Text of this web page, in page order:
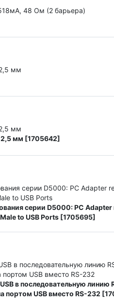
48 Ом (2 барьера)
мм
мм
2,5 мм [1705642]
серии D5000: PC Adapter
to USB Ports
серии D5000: PC
to USB Ports [1705695]
в последовательную линию
USB вместо RS-232
в последовательную линию
портом USB вместо RS-232